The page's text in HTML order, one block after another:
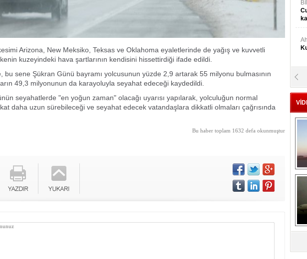
Arizona, New Meksiko, Teksas ve Oklahoma eyaletlerinde de yağış ve kuvvetli
kuzeyindeki hava şartlarının kendisini hissettirdiği ifade edildi.
bu sene Şükran Günü bayramı yolcusunun yüzde 2,9 artarak 55 milyonu bulmasının
49,3 milyonunun da karayoluyla seyahat edeceği kaydedildi.
seyahatlerde "en yoğun zaman" olacağı uyarısı yapılarak, yolculuğun normal
daha uzun sürebileceği ve seyahat edecek vatandaşlara dikkatli olmaları çağrısında
Bu haber toplam 1632 defa okunmuştur